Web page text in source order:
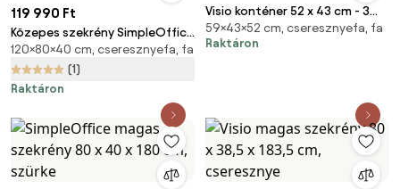
119 990 Ft
Közepes szekrény SimpleOffice
80 x 40 x 120 cm, cseresznye
120×80×40 cm, cseresznyefa, fa
(1)
Raktáron
Visio konténer 52 x 43 cm - 3
fiókos, cseresznye
59×43×52 cm, cseresznyefa, fa
Raktáron